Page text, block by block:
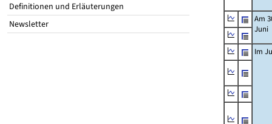
Definitionen und Erläuterungen
Newsletter
Am
Juni
Im